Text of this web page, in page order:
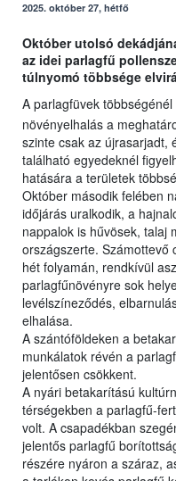
2025. október 27, hétfő
Október utolsó
az idei parlagfű
túlnyomó többsége
A parlagfüvek
növényelhalás a
szinte csak az újrasarjadt,
található egyedeknél
hatására a területek
Október második felében
időjárás uralkodik, a
nappalok is hűvösek, talaj
országszerte. Számottevő
hét folyamán, rendkívül
parlagfűnövényre sok
levélszíneződés,
elhalása.
A szántóföldeken a
munkálatok révén a
jelentősen csökkent.
A nyári betakarítású
térségekben a parlagfű-
volt. A csapadékban
jelentős parlagfű
részére nyáron a száraz,